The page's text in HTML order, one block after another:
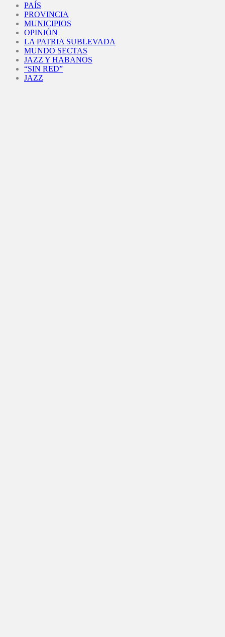
PAÍS
PROVINCIA
MUNICIPIOS
OPINIÓN
LA PATRIA SUBLEVADA
MUNDO SECTAS
JAZZ Y HABANOS
“SIN RED”
JAZZ